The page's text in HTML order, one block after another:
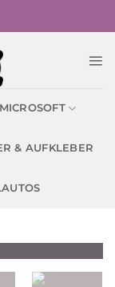
MICROSOFT
& AUFKLEBER